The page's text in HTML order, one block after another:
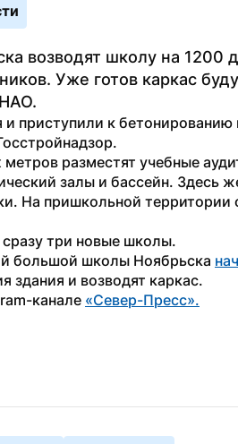
возводят школу на 1200
Уже готов каркас
приступили к бетонированию
разместят учебные
залы и бассейн. Здесь
На пришкольной территории
три новые школы.
большой школы Ноябрьска
здания и возводят каркас.
канале «Север-Пресс».